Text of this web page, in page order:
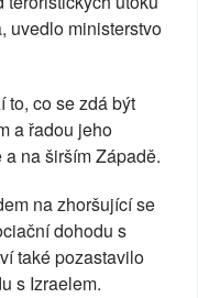
uvedlo ministerstvo
to, co se zdá být
a řadou jeho
na širším Západě.
na zhoršující se
dohodu s
také pozastavilo
s Izraelem.